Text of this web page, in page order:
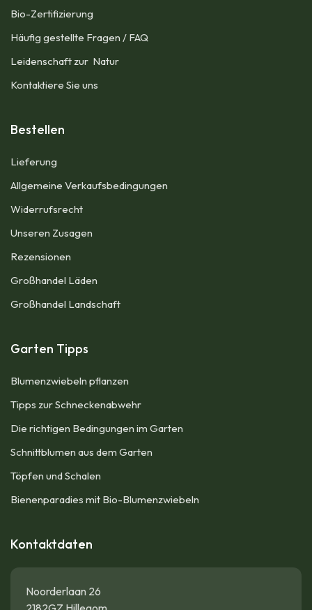
Bio-Zertifizierung
Häufig gestellte Fragen / FAQ
Leidenschaft zur Natur
Kontaktiere Sie uns
Bestellen
Lieferung
Allgemeine Verkaufsbedingungen​
Widerrufsrecht
Unseren Zusagen
Rezensionen​
Großhandel Läden
Großhandel Landschaft
Garten Tipps
Blumenzwiebeln pflanzen
Tipps zur Schneckenabwehr
Die richtigen Bedingungen im Garten
Schnittblumen aus dem Garten
Töpfen und Schalen
Bienenparadies mit Bio-Blumenzwiebeln
Kontaktdaten
Noorderlaan 26